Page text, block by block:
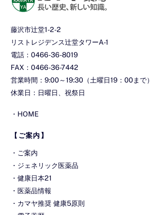
藤沢市辻堂1-2-2
リストレジデンス辻堂タワーA-1
電話：0466-36-8019
FAX：0466-36-7442
営業時間：9:00～19:30（土曜日19：00まで）
休業日：日曜日、祝祭日
・ HOME
【ご案内】
・ ご案内
・ ジェネリック医薬品
・健康日本21
・医薬品情報
・ カマヤ推奨 健康5原則